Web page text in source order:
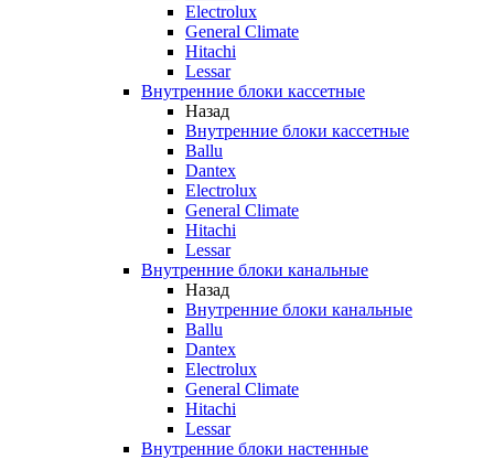
Electrolux
General Climate
Hitachi
Lessar
Внутренние блоки кассетные
Назад
Внутренние блоки кассетные
Ballu
Dantex
Electrolux
General Climate
Hitachi
Lessar
Внутренние блоки канальные
Назад
Внутренние блоки канальные
Ballu
Dantex
Electrolux
General Climate
Hitachi
Lessar
Внутренние блоки настенные